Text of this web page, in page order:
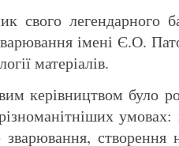
свого
імені Є.О.
матеріалів.
керівництвом було
створення